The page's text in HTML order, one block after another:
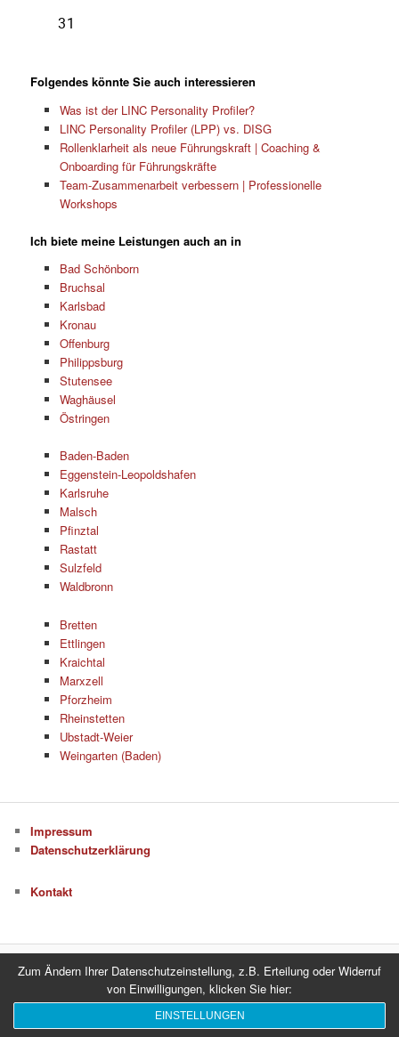
Folgendes könnte Sie auch interessieren
Was ist der LINC Personality Profiler?
LINC Personality Profiler (LPP) vs. DISG
Rollenklarheit als neue Führungskraft | Coaching &
Onboarding für Führungskräfte
Team-Zusammenarbeit verbessern | Professionelle
Workshops
Ich biete meine Leistungen auch an in
Bad Schönborn
Bruchsal
Karlsbad
Kronau
Offenburg
Philippsburg
Stutensee
Waghäusel
Östringen
Baden-Baden
Eggenstein-Leopoldshafen
Karlsruhe
Malsch
Pfinztal
Rastatt
Sulzfeld
Waldbronn
Bretten
Ettlingen
Kraichtal
Marxzell
Pforzheim
Rheinstetten
Ubstadt-Weier
Weingarten (Baden)
Impressum
Datenschutzerklärung
Kontakt
Datenschutzerklärung Stolz präsentiert von WordPress
Zum Ändern Ihrer Datenschutzeinstellung, z.B. Erteilung oder Widerruf
von Einwilligungen, klicken Sie hier:
EINSTELLUNGEN